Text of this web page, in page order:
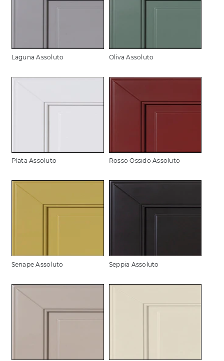
Laguna Assoluto Oliva Assoluto
Plata Assoluto Rosso Ossido Assoluto
Senape Assoluto Seppia Assoluto